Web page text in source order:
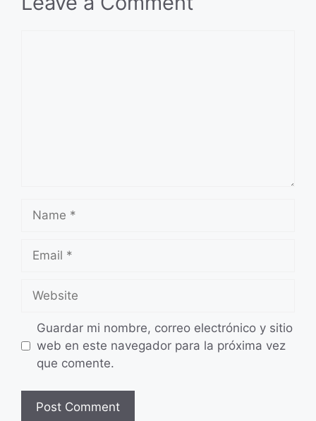
Name
Email
Website
Guardar mi nombre, correo electrónico y sitio
web en este navegador para la próxima vez
que comente.